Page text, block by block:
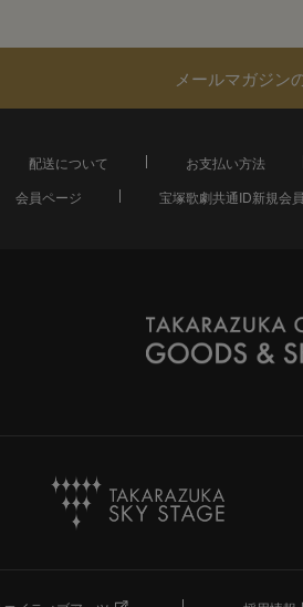
メールマガジン
配送について お支払い方法
会員ページ 宝塚歌劇共通ID新規会